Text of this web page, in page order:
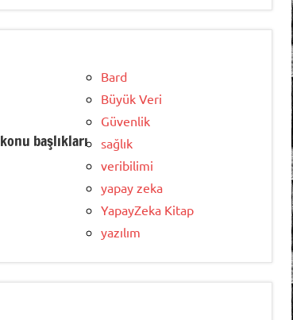
konu başlıkları
Bard
Büyük Veri
Güvenlik
sağlık
veribilimi
yapay zeka
YapayZeka Kitap
yazılım